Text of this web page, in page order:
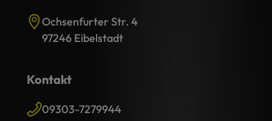
Ochsenfurter Str. 4
97246 Eibelstadt
Kontakt
09303-7279944